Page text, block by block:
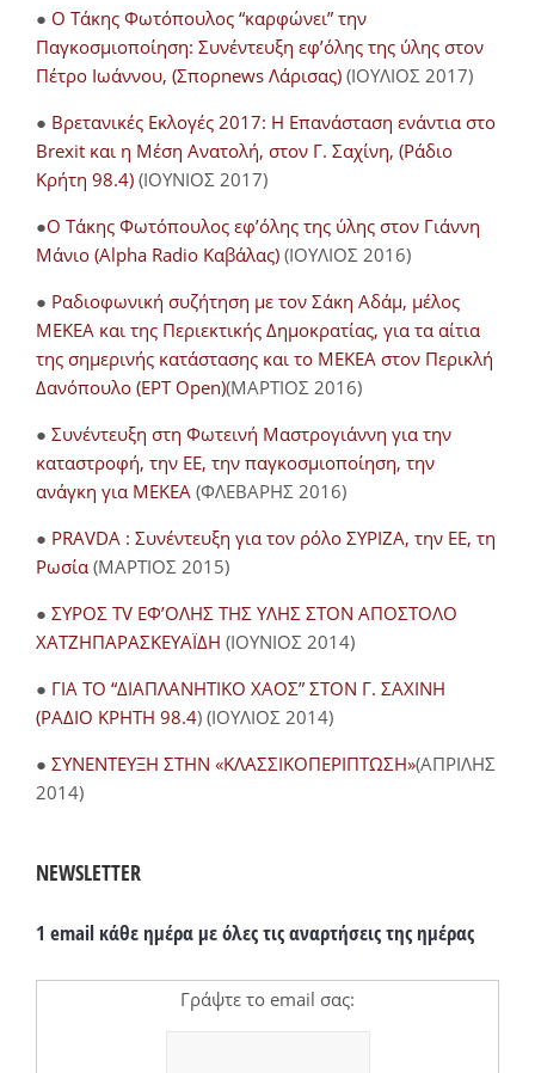
● Ο Τάκης Φωτόπουλος “καρφώνει” την
Παγκοσμιοποίηση: Συνέντευξη εφ’όλης της ύλης στον
Πέτρο Ιωάννου, (Σπορnews Λάρισας) (ΙΟΥΛΙΟΣ 2017)
● Βρετανικές Εκλογές 2017: Η Επανάσταση ενάντια στο
Brexit και η Μέση Ανατολή, στον Γ. Σαχίνη, (Ράδιο
Κρήτη 98.4) (ΙΟΥΝΙΟΣ 2017)
●O Τάκης Φωτόπουλος εφ’όλης της ύλης στον Γιάννη
Μάνιο (Alpha Radio Καβάλας) (ΙΟΥΛΙΟΣ 2016)
● Ραδιοφωνική συζήτηση με τον Σάκη Αδάμ, μέλος
ΜΕΚΕΑ και της Περιεκτικής Δημοκρατίας, για τα αίτια
της σημερινής κατάστασης και το ΜΕΚΕΑ στον Περικλή
Δανόπουλο (ΕΡΤ Open)(ΜΑΡΤΙΟΣ 2016)
● Συνέντευξη στη Φωτεινή Μαστρογιάννη για την
καταστροφή, την ΕΕ, την παγκοσμιοποίηση, την
ανάγκη για ΜΕΚΕΑ (ΦΛΕΒΑΡΗΣ 2016)
● PRAVDA : Συνέντευξη για τον ρόλο ΣΥΡΙΖΑ, την ΕΕ, τη
Ρωσία (ΜΑΡΤΙΟΣ 2015)
● ΣΥΡΟΣ TV ΕΦ’ΟΛΗΣ ΤΗΣ ΥΛΗΣ ΣΤΟΝ ΑΠΟΣΤΟΛΟ
ΧΑΤΖΗΠΑΡΑΣΚΕΥΑΪΔΗ (ΙΟΥΝΙΟΣ 2014)
● ΓΙΑ ΤΟ “ΔΙΑΠΛΑΝΗΤΙΚΟ ΧΑΟΣ” ΣΤΟΝ Γ. ΣΑΧΙΝΗ
(ΡΑΔΙΟ ΚΡΗΤΗ 98.4) (ΙΟΥΛΙΟΣ 2014)
● ΣΥΝΕΝΤΕΥΞΗ ΣΤΗΝ «ΚΛΑΣΣΙΚΟΠΕΡΙΠΤΩΣΗ»(ΑΠΡΙΛΗΣ
2014)
NEWSLETTER
1 email κάθε ημέρα με όλες τις αναρτήσεις της ημέρας
Γράψτε το email σας: